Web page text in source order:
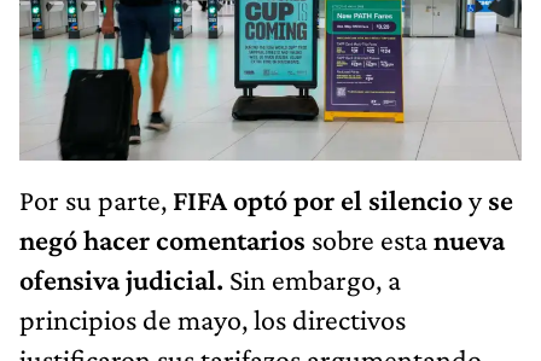
Por su parte, FIFA optó por el silencioyse
negó hacer comentarios sobre estanueva
ofensiva judicial. Sin embargo, a
principios de mayo, los directivos